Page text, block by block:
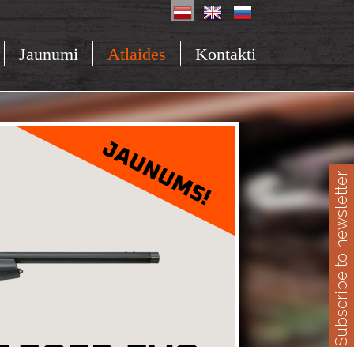
Jaunumi Atlaides Kontakti
Subscribe to newsletter